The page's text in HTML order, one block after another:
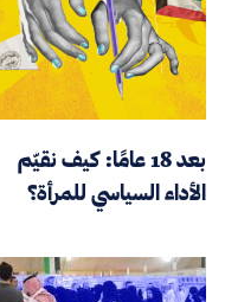
بعد 18 عامًا: كيف نقيّم
الأداء السياسي للمرأة؟